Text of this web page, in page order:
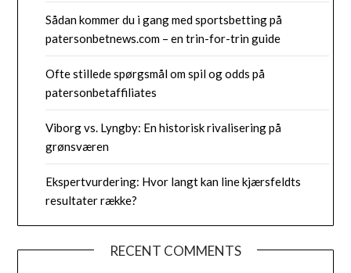
Sådan kommer du i gang med sportsbetting på
patersonbetnews.com – en trin-for-trin guide
Ofte stillede spørgsmål om spil og odds på
patersonbetaffiliates
Viborg vs. Lyngby: En historisk rivalisering på
grønsværen
Ekspertvurdering: Hvor langt kan line kjærsfeldts
resultater række?
RECENT COMMENTS